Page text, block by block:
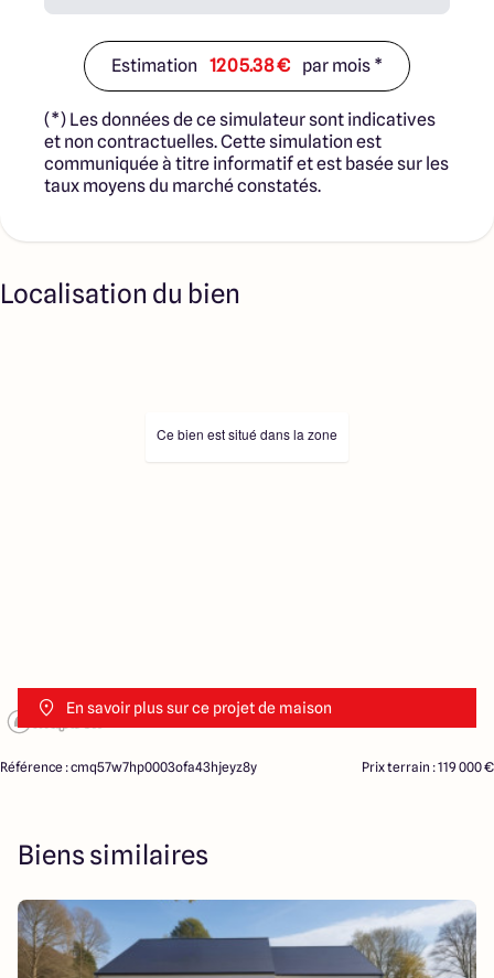
Estimation 1205.38 € par mois *
(*) Les données de ce simulateur sont indicatives
et non contractuelles. Cette simulation est
communiquée à titre informatif et est basée sur les
taux moyens du marché constatés.
Localisation du bien
En savoir plus sur ce projet de maison
Ce bien est situé dans la zone
Référence : cmq57w7hp0003ofa43hjeyz8y Prix terrain : 119 000 €
Biens similaires